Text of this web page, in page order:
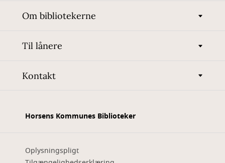
Om bibliotekerne
Til lånere
Kontakt
Horsens Kommunes Biblioteker
Oplysningspligt